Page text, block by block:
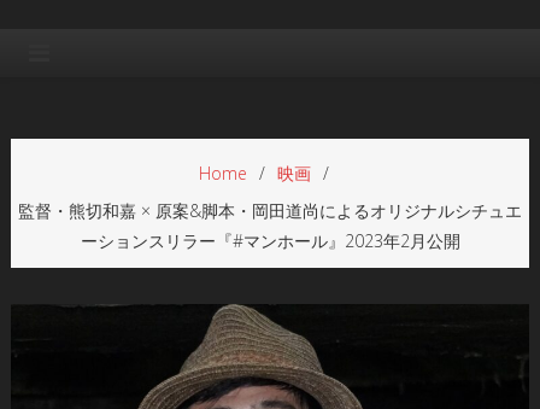
Home
映画
監督・熊切和嘉 × 原案&脚本・岡田道尚によるオリジナルシチュエ
ーションスリラー『#マンホール』2023年2月公開